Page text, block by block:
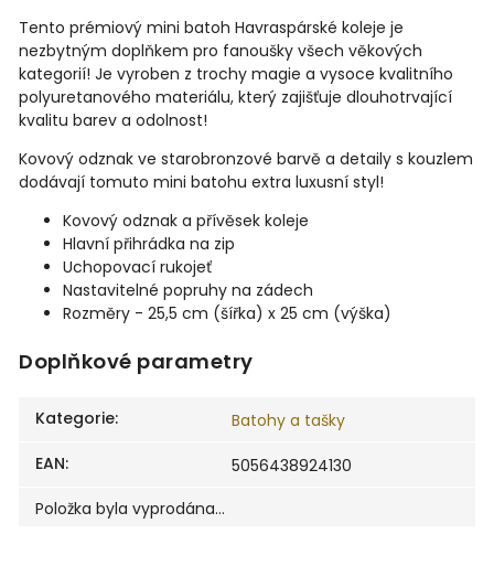
Tento prémiový mini batoh Havraspárské koleje je
nezbytným doplňkem pro fanoušky všech věkových
kategorií! Je vyroben z trochy magie a vysoce kvalitního
polyuretanového materiálu, který zajišťuje dlouhotrvající
kvalitu barev a odolnost!
Kovový odznak ve starobronzové barvě a detaily s kouzlem
dodávají tomuto mini batohu extra luxusní styl!
Kovový odznak a přívěsek koleje
Hlavní přihrádka na zip
Uchopovací rukojeť
Nastavitelné popruhy na zádech
Rozměry - 25,5 cm (šířka) x 25 cm (výška)
Doplňkové parametry
Kategorie:
Batohy a tašky
EAN:
5056438924130
Položka byla vyprodána…